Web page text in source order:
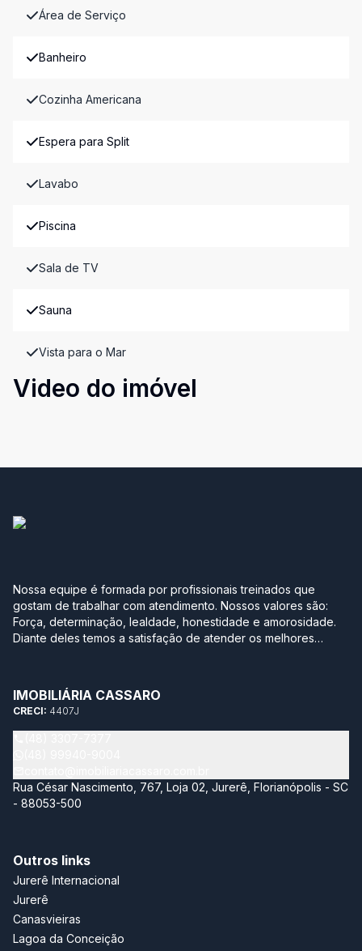
Área de Serviço
Banheiro
Cozinha Americana
Espera para Split
Lavabo
Piscina
Sala de TV
Sauna
Vista para o Mar
Video do imóvel
Nossa equipe é formada por profissionais treinados que
gostam de trabalhar com atendimento. Nossos valores são:
Força, determinação, lealdade, honestidade e amorosidade.
Diante deles temos a satisfação de atender os melhores
pensando no conforto de uma casa. Sabe aquela que você
degusta de um bom café moído na hora, serve uma bebida
gelada para os amigos e sempre tem um bolinho para o café
da tarde? Essa é a nossa empresa. Aqui você se sente em
futuro de prestígio. Juntos faremos história!
IMOBILIÁRIA CASSARO
CRECI: 4407J
Rua César Nascimento, 767, Loja 02, Jurerê, Florianópolis - SC
- 88053-500
Outros links
Jurerê Internacional
Jurerê
Canasvieiras
Lagoa da Conceição